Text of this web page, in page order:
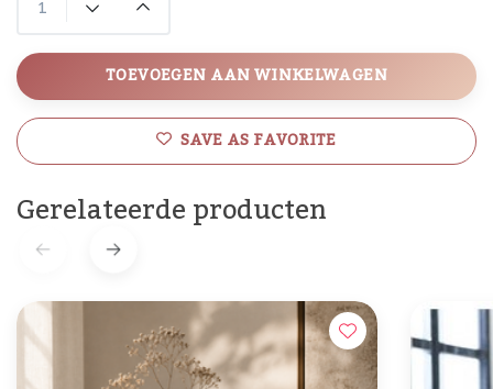
TOEVOEGEN AAN WINKELWAGEN
SAVE AS FAVORITE
Gerelateerde producten